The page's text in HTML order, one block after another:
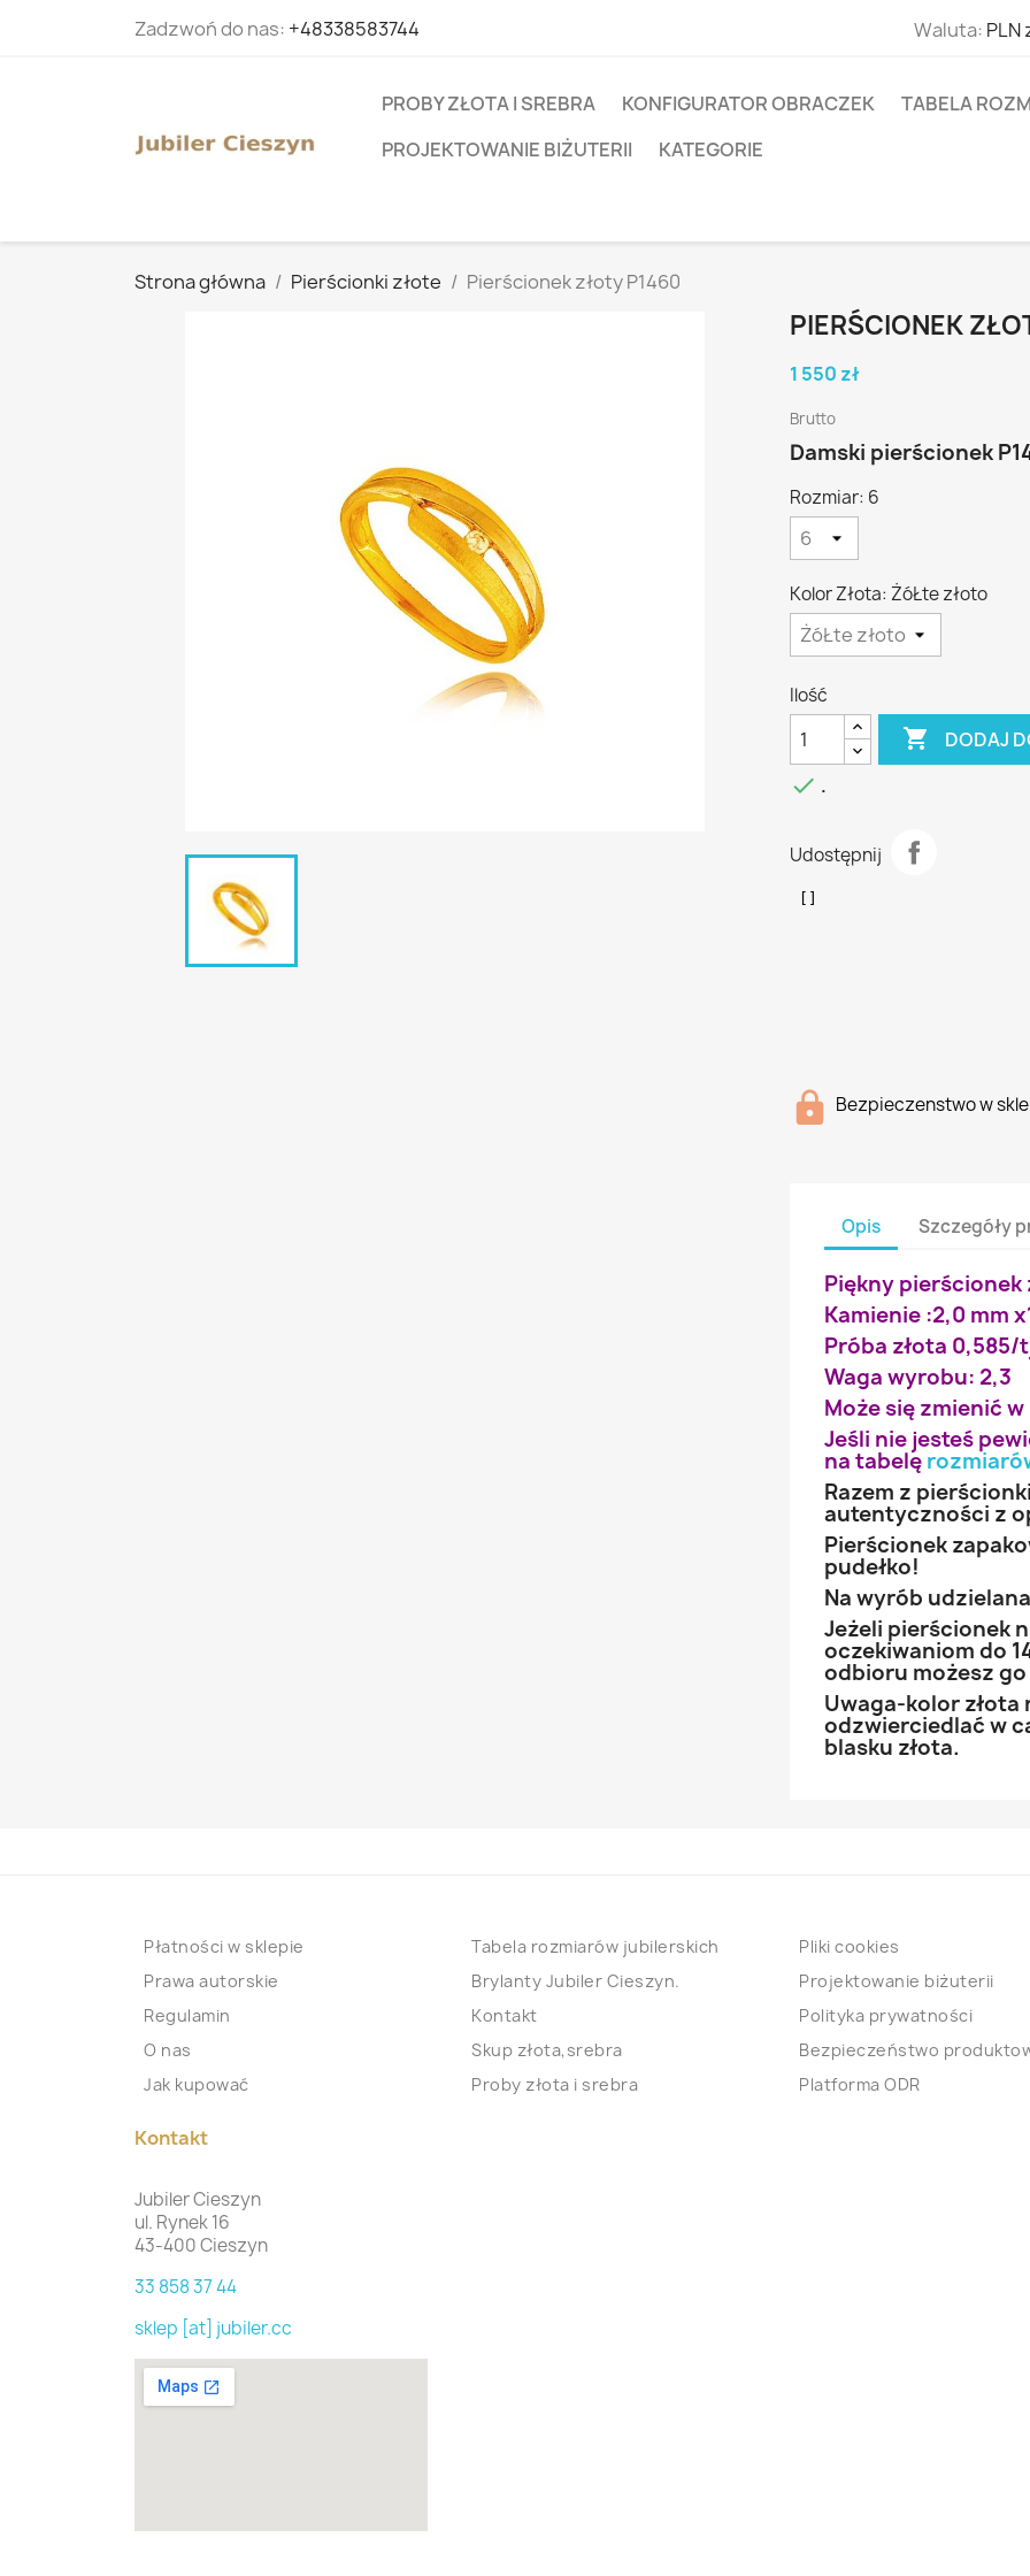
Zadzwoń do nas: +48338583744 Waluta: PLN
PROBY ZŁOTA I SREBRA KONFIGURATOR OBRACZEK
TABELA
PROJEKTOWANIE BIŻUTERII
KATEGORIE
Strona główna Pierścionki złote Pierścionek złoty P1460
PIERŚCIONEK
1 550 zł
Brutto
Damski pierścionek
Rozmiar: 6
Kolor Złota: ŻóŁte złoto
Ilość
 DODAJ
 .
Udostępnij
Bezpieczenstwo w
Opis Szczegóły
Piękny pierścionek
Kamienie :2,0 mm
Próba złota 0,585/
Waga wyrobu: 2,3
Może się zmienić
Jeśli nie jesteś
na tabelę
Razem z
autentyczności z
Pierścionek
pudełko!
Na wyrób
Jeżeli pierścionek
oczekiwaniom do
odbioru możesz
Uwaga-kolor złota
odzwierciedlać w
blasku złota.
Płatności w sklepie
Prawa autorskie
Regulamin
O nas
Jak kupować
Tabela rozmiarów jubilerskich
Brylanty Jubiler Cieszyn.
Kontakt
Skup złota,srebra
Proby złota i srebra
Pliki cookies
Projektowanie biżuterii
Polityka prywatności
Bezpieczeństwo
Platforma ODR
Kontakt
Jubiler Cieszyn
ul. Rynek 16
43-400 Cieszyn
33 858 37 44
sklep [at] jubiler.cc